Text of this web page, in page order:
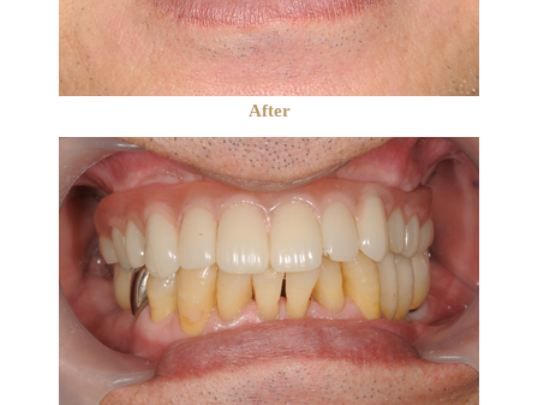
After